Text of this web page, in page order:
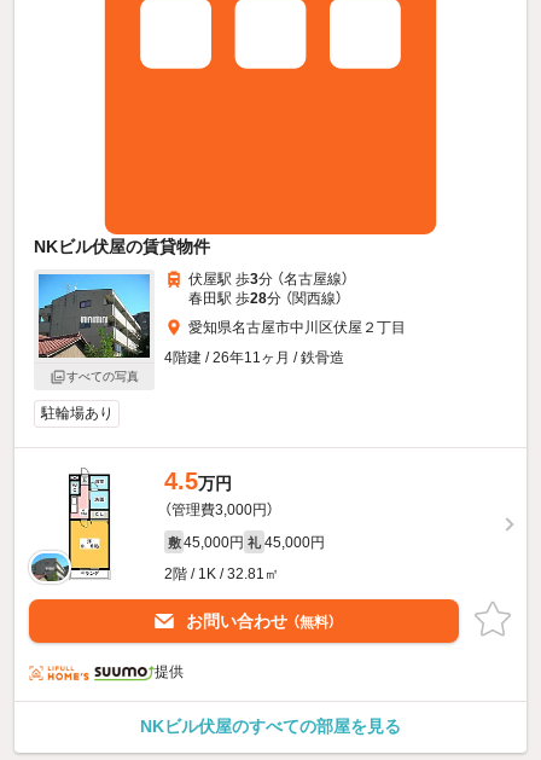
NKビル伏屋の賃貸物件
すべての写真
伏屋駅 歩3分 （名古屋線）
春田駅 歩28分 （関西線）
愛知県名古屋市中川区伏屋２丁目
4階建 / 26年11ヶ月 / 鉄骨造
駐輪場あり
4.5万円
（管理費3,000円）
敷 45,000円 礼 45,000円
2階 / 1K / 32.81㎡
お問い合わせ （無料）
提供
NKビル伏屋のすべての部屋を見る